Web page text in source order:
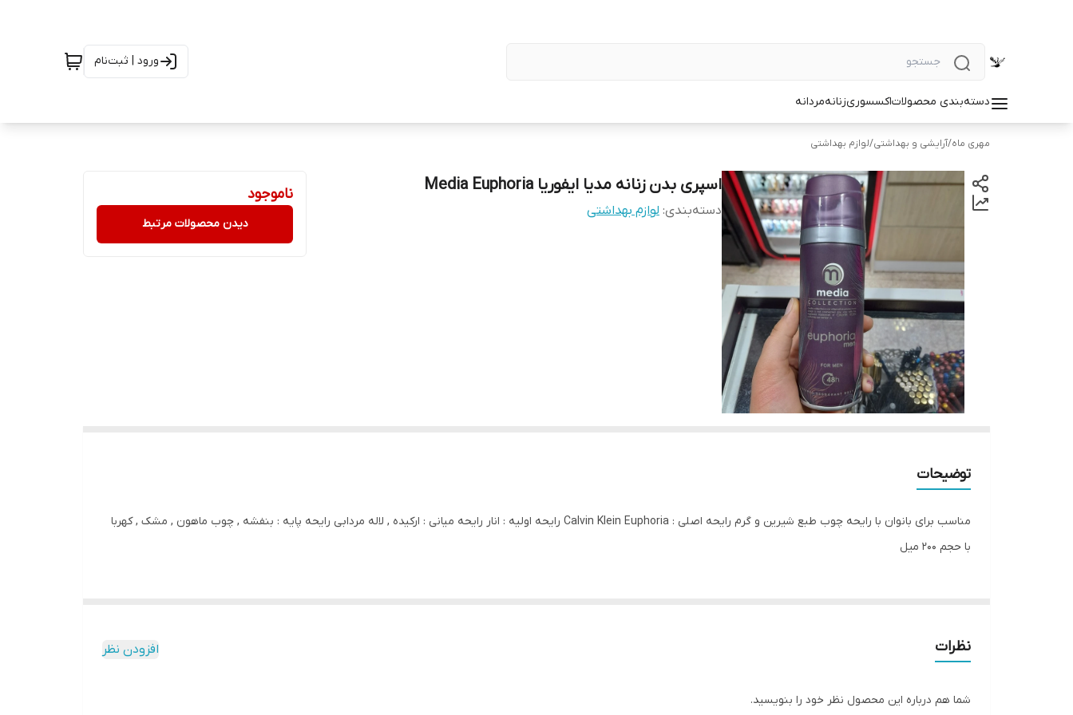
ورود | ثبت‌نام
دسته‌بندی محصولاتاکسسوریزنانهمردانه
مهری ماه/آرایشی و بهداشتی/لوازم بهداشتی
اسپری بدن زنانه مدیا ایفوریا Media Euphoria
دسته‌بندی: لوازم بهداشتی
ناموجود
دیدن محصولات مرتبط
توضیحات
مناسب برای بانوان با رایحه چوب طبع شیرین و گرم رایحه اصلی : Calvin Klein Euphoria رایحه اولیه : انار رایحه میانی : ارکیده , لاله مردابی رایحه پایه : بنفشه , چوب ماهون , مشک , کهربا
با حجم 200 میل
نظرات افزودن نظر
شما هم درباره این محصول نظر خود را بنویسید.